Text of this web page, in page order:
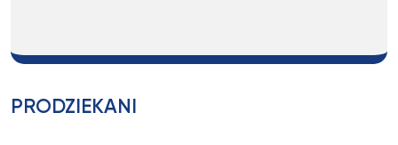
PRODZIEKANI